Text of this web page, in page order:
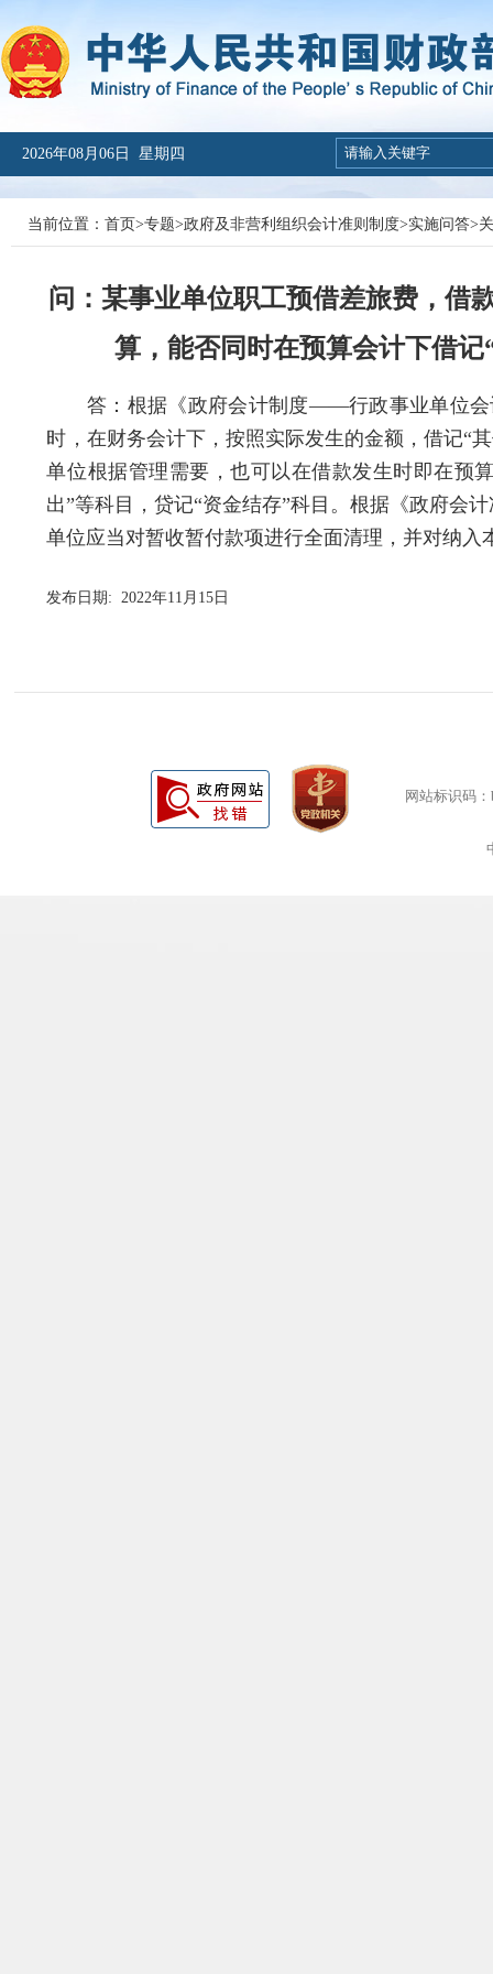
2026年08月06日 星期四
当前位置： 首页>专题>政府及非营利组织会计准则制度>实施问答>
问：某事业单位职工预借差旅费，借
算，能否同时在预算会计下借
答： 根据《政府会计制度——行政事业单位会
时，在财务会计下，按照实际发生的金额，借记“
单位根据管理需要，也可以在借款发生时即在预
出”等科目，贷记“资金结存”科目 。根据《政府会
单位应当对暂收暂付款项进行全面清理，并对纳
发布日期: 2022年11月15日
网站标识码